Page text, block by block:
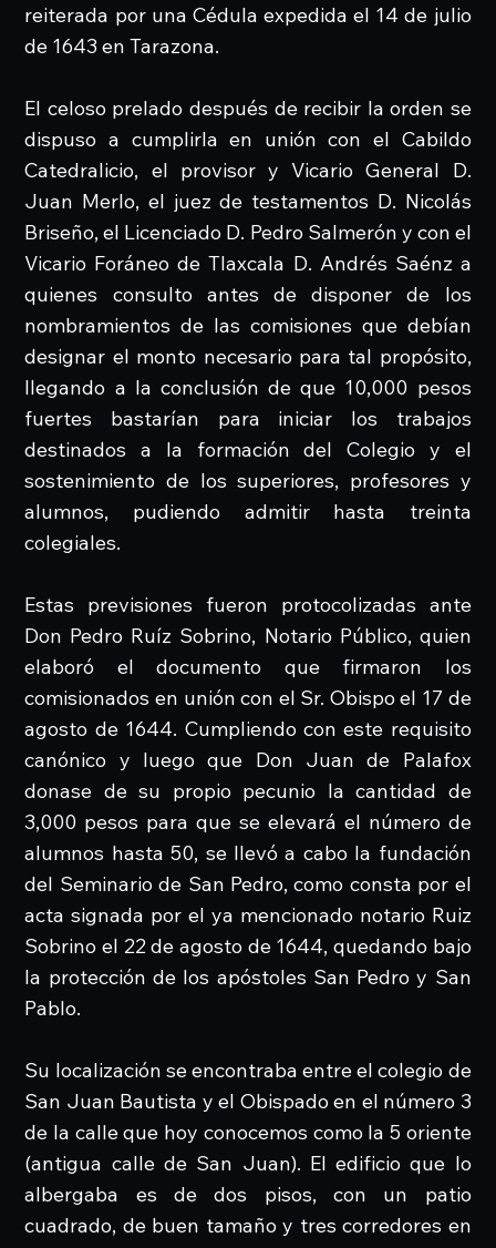
reiterada por una Cédula expedida el 14 de julio
de 1643 en Tarazona.
El celoso prelado después de recibir la orden se
dispuso a cumplirla en unión con el Cabildo
Catedralicio, el provisor y Vicario General D.
Juan Merlo, el juez de testamentos D. Nicolás
Briseño, el Licenciado D. Pedro Salmerón y con el
Vicario Foráneo de Tlaxcala D. Andrés Saénz a
quienes consulto antes de disponer de los
nombramientos de las comisiones que debían
designar el monto necesario para tal propósito,
llegando a la conclusión de que 10,000 pesos
fuertes bastarían para iniciar los trabajos
destinados a la formación del Colegio y el
sostenimiento de los superiores, profesores y
alumnos, pudiendo admitir hasta treinta
colegiales.
Estas previsiones fueron protocolizadas ante
Don Pedro Ruíz Sobrino, Notario Público, quien
elaboró el documento que firmaron los
comisionados en unión con el Sr. Obispo el 17 de
agosto de 1644. Cumpliendo con este requisito
canónico y luego que Don Juan de Palafox
donase de su propio pecunio la cantidad de
3,000 pesos para que se elevará el número de
alumnos hasta 50, se llevó a cabo la fundación
del Seminario de San Pedro, como consta por el
acta signada por el ya mencionado notario Ruiz
Sobrino el 22 de agosto de 1644, quedando bajo
la protección de los apóstoles San Pedro y San
Pablo.
Su localización se encontraba entre el colegio de
San Juan Bautista y el Obispado en el número 3
de la calle que hoy conocemos como la 5 oriente
(antigua calle de San Juan). El edificio que lo
albergaba es de dos pisos, con un patio
cuadrado, de buen tamaño y tres corredores en